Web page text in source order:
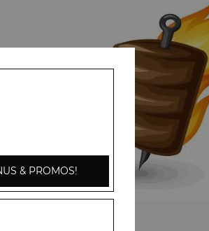
& PROMOS!